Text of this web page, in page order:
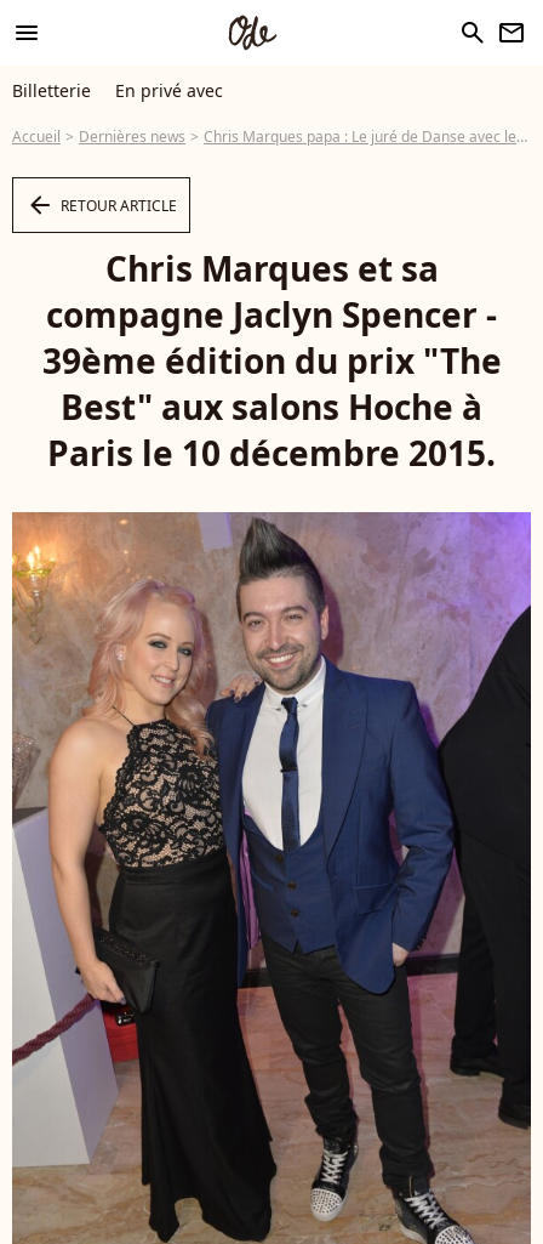
menu search newsletter
Billetterie En privé avec
Accueil Dernières news Chris Marques papa : Le juré de Danse avec les stars et Jaclyn parents d'un fils
arrow_left RETOUR ARTICLE
Chris Marques et sa
compagne Jaclyn Spencer -
39ème édition du prix "The
Best" aux salons Hoche à
Paris le 10 décembre 2015.